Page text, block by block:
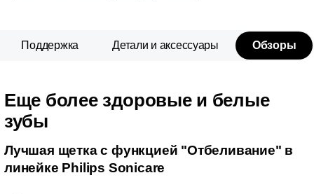
Поддержка Детали и аксессуары Обзоры
Еще более здоровые и белые
зубы
Лучшая щетка с функцией "Отбеливание" в
линейке Philips Sonicare